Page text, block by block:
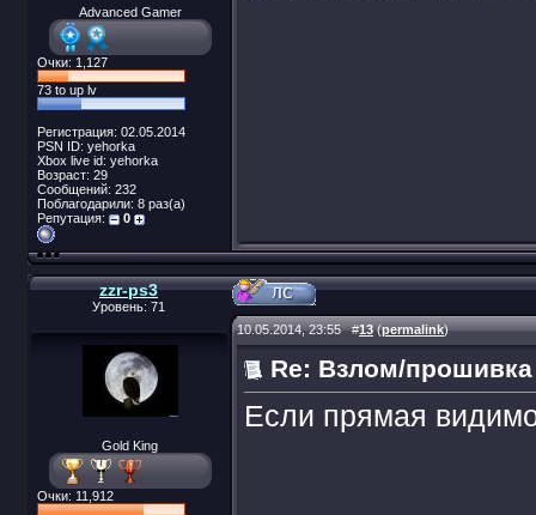
Advanced Gamer
Очки: 1,127
73 to up lv
Регистрация: 02.05.2014
PSN ID: yehorka
Xbox live id: yehorka
Возраст: 29
Сообщений: 232
Поблагодарили: 8 раз(а)
Репутация:
0
zzr-ps3
Уровень: 71
Gold King
Очки: 11,912
10.05.2014, 23:55#13(permalink)
Re: Взлом/прошивка
Если прямая